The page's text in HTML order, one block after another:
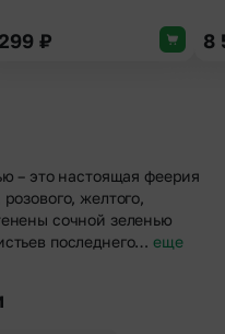
₽ 8
– это настоящая феерия
желтого,
сочной зеленью
последнего… еще